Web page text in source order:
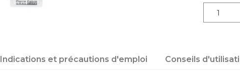
Indications et précautions d'emploi Conseils